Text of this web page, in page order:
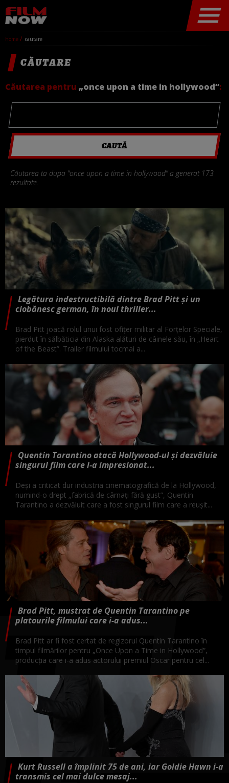
home cautare
CĂUTARE
Căutarea pentru „once upon a time in hollywood”:
Căutarea ta dupa “once upon a time in hollywood” a generat 173
rezultate.
Legătura indestructibilă dintre Brad Pitt și un
ciobănesc german, în noul thriller...
Brad Pitt joacă rolul unui fost ofițer militar al Forțelor Speciale,
pierdut în sălbăticia din Alaska alături de câinele său, în „Heart
of the Beast”. Trailer filmului tocmai a...
Quentin Tarantino atacă Hollywood-ul și dezvăluie
singurul film care l-a impresionat...
Deși a criticat dur industria cinematografică de la Hollywood,
numind-o drept „fabrică de cârnați fără gust”, Quentin
Tarantino a dezvăluit care a fost singurul film care a reușit...
Brad Pitt, mustrat de Quentin Tarantino pe
platourile filmului care i-a adus...
Brad Pitt ar fi fost certat de regizorul Quentin Tarantino în
timpul filmărilor pentru „Once Upon a Time in Hollywood”,
producția care i-a adus actorului premiul Oscar pentru cel...
Kurt Russell a împlinit 75 de ani, iar Goldie Hawn i-a
transmis cel mai dulce mesaj...